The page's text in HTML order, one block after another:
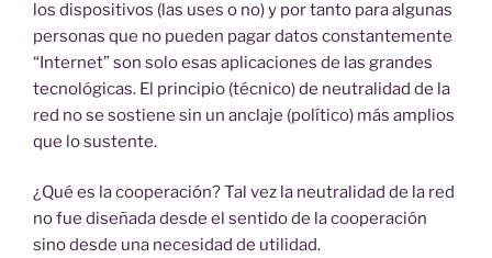
los dispositivos (las uses o no) y por tanto para algunas
personas que no pueden pagar datos constantemente
“Internet” son solo esas aplicaciones de las grandes
tecnológicas. El principio (técnico) de neutralidad de la
red no se sostiene sin un anclaje (político) más amplios
que lo sustente.
¿Qué es la cooperación? Tal vez la neutralidad de la red
no fue diseñada desde el sentido de la cooperación
sino desde una necesidad de utilidad.